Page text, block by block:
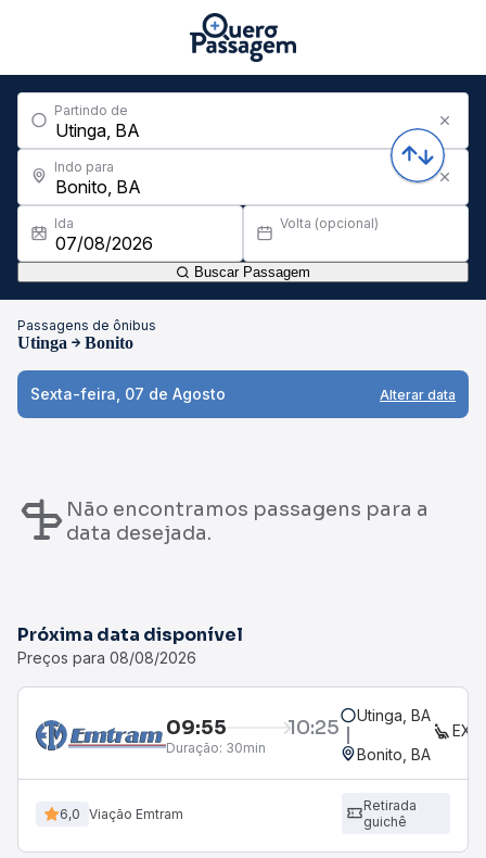
Partindo de
Indo para
Ida Volta (opcional)
Buscar Passagem
Passagens de ônibus
Utinga Bonito
Sexta-feira, 07 de Agosto Alterar data
Não encontramos passagens para a
data desejada.
Próxima data disponível
Preços para 08/08/2026
09:55 10:25
Duração: 30min
Utinga, BA
Bonito, BA
6,0 Viação Emtram
Retirada
guichê